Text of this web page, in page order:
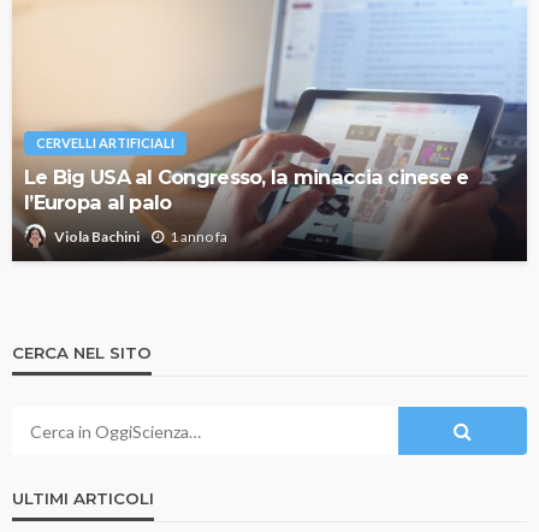
CERVELLI ARTIFICIALI
Le Big USA al Congresso, la minaccia cinese e
l’Europa al palo
Viola Bachini 1 anno fa
CERCA NEL SITO
ULTIMI ARTICOLI